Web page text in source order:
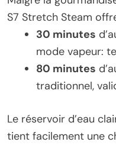
S7 Stretch Steam
30 minutes
mode vapeur:
80 minutes
traditionnel,
Le réservoir d’eau
tient facilement une